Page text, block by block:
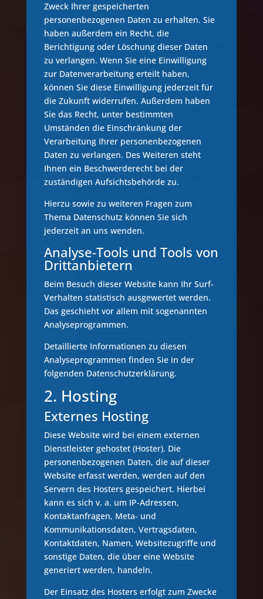
Zweck Ihrer gespeicherten
personenbezogenen Daten zu erhalten. Sie
haben außerdem ein Recht, die
Berichtigung oder Löschung dieser Daten
zu verlangen. Wenn Sie eine Einwilligung
zur Datenverarbeitung erteilt haben,
können Sie diese Einwilligung jederzeit für
die Zukunft widerrufen. Außerdem haben
Sie das Recht, unter bestimmten
Umständen die Einschränkung der
Verarbeitung Ihrer personenbezogenen
Daten zu verlangen. Des Weiteren steht
Ihnen ein Beschwerderecht bei der
zuständigen Aufsichtsbehörde zu.
Hierzu sowie zu weiteren Fragen zum
Thema Datenschutz können Sie sich
jederzeit an uns wenden.
Analyse-Tools und Tools von
Dritt­anbietern
Beim Besuch dieser Website kann Ihr Surf-
Verhalten statistisch ausgewertet werden.
Das geschieht vor allem mit sogenannten
Analyseprogrammen.
Detaillierte Informationen zu diesen
Analyseprogrammen finden Sie in der
folgenden Datenschutzerklärung.
2. Hosting
Externes Hosting
Diese Website wird bei einem externen
Dienstleister gehostet (Hoster). Die
personenbezogenen Daten, die auf dieser
Website erfasst werden, werden auf den
Servern des Hosters gespeichert. Hierbei
kann es sich v. a. um IP-Adressen,
Kontaktanfragen, Meta- und
Kommunikationsdaten, Vertragsdaten,
Kontaktdaten, Namen, Websitezugriffe und
sonstige Daten, die über eine Website
generiert werden, handeln.
Der Einsatz des Hosters erfolgt zum Zwecke